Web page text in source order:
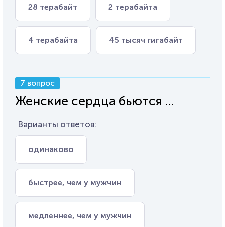
28 терабайт 2 терабайта
4 терабайта 45 тысяч гигабайт
7 вопрос
Женские сердца бьются ...
Варианты ответов:
одинаково
быстрее, чем у мужчин
медленнее, чем у мужчин